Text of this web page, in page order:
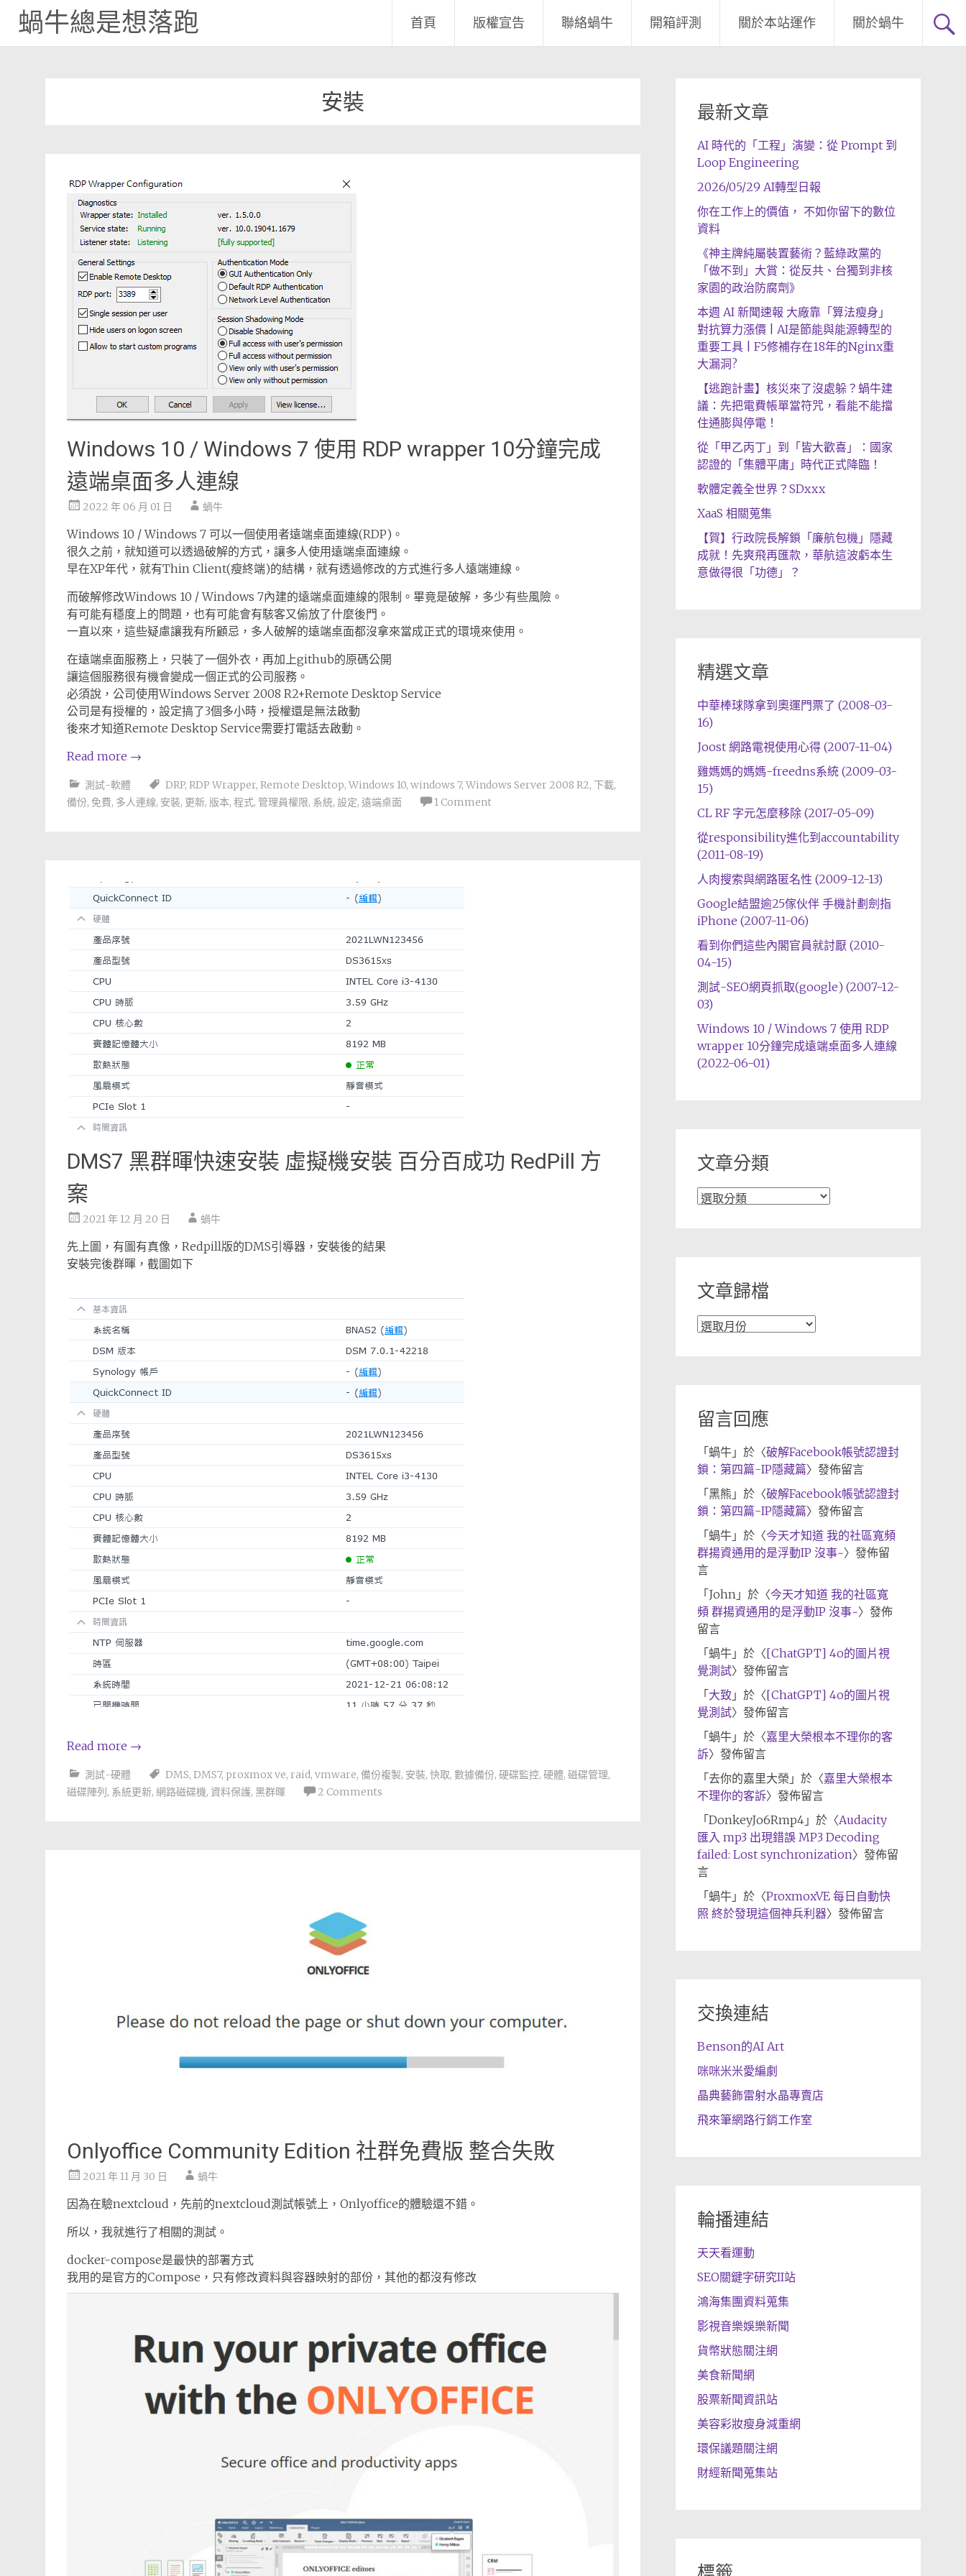
蝸牛總是想落跑 首頁 版權宣告 聯絡蝸牛 開箱評測 關於本站運作 關於蝸牛
安裝
Windows 10 / Windows 7 使用 RDP wrapper 10分鐘完成
遠端桌面多人連線
2022 年 06 月 01 日 蝸牛
Windows 10 / Windows 7 可以一個使用者遠端桌面連線(RDP)。
很久之前，就知道可以透過破解的方式，讓多人使用遠端桌面連線。
早在XP年代，就有Thin Client(瘦終端)的結構，就有透過修改的方式進行多人遠端連線。
而破解修改Windows 10 / Windows 7內建的遠端桌面連線的限制。畢竟是破解，多少有些風險。
有可能有穩度上的問題，也有可能會有駭客又偷放了什麼後門。
一直以來，這些疑慮讓我有所顧忌，多人破解的遠端桌面都沒拿來當成正式的環境來使用。
在遠端桌面服務上，只裝了一個外衣，再加上github的原碼公開
讓這個服務很有機會變成一個正式的公司服務。
必須說，公司使用Windows Server 2008 R2+Remote Desktop Service
公司是有授權的，設定搞了3個多小時，授權還是無法啟動
後來才知道Remote Desktop Service需要打電話去啟動。
Read more →
測試-軟體 DRP, RDP Wrapper, Remote Desktop, Windows 10, windows 7, Windows Server 2008 R2, 下載,
備份, 免費, 多人連線, 安裝, 更新, 版本, 程式, 管理員權限, 系統, 設定, 遠端桌面 1 Comment
DMS7 黑群暉快速安裝 虛擬機安裝 百分百成功 RedPill 方
案
2021 年 12 月 20 日 蝸牛
先上圖，有圖有真像，Redpill版的DMS引導器，安裝後的結果
安裝完後群暉，截圖如下
Read more →
測試-硬體 DMS, DMS7, proxmox ve, raid, vmware, 備份複製, 安裝, 快取, 數據備份, 硬碟監控, 硬體, 磁碟管理,
磁碟陣列, 系統更新, 網路磁碟機, 資料保護, 黑群暉 2 Comments
Onlyoffice Community Edition 社群免費版 整合失敗
2021 年 11 月 30 日 蝸牛
因為在驗nextcloud，先前的nextcloud測試帳號上，Onlyoffice的體驗還不錯。
所以，我就進行了相關的測試。
docker-compose是最快的部署方式
我用的是官方的Compose，只有修改資料與容器映射的部份，其他的都沒有修改
最新文章
AI 時代的「工程」演變：從 Prompt 到
Loop Engineering
2026/05/29 AI轉型日報
你在工作上的價值， 不如你留下的數位
資料
《神主牌純屬裝置藝術？藍綠政黨的
「做不到」大賞：從反共、台獨到非核
家園的政治防腐劑》
本週 AI 新聞速報 大廠靠「算法瘦身」
對抗算力漲價 | AI是節能與能源轉型的
重要工具 | F5修補存在18年的Nginx重
大漏洞?
【逃跑計畫】核災來了沒處躲？蝸牛建
議：先把電費帳單當符咒，看能不能擋
住通膨與停電！
從「甲乙丙丁」到「皆大歡喜」：國家
認證的「集體平庸」時代正式降臨！
軟體定義全世界？SDxxx
XaaS 相關蒐集
【賀】行政院長解鎖「廉航包機」隱藏
成就！先爽飛再匯款，華航這波虧本生
意做得很「功德」？
精選文章
中華棒球隊拿到奧運門票了 (2008-03-
16)
Joost 網路電視使用心得 (2007-11-04)
雞媽媽的媽媽-freedns系統 (2009-03-
15)
CL RF 字元怎麼移除 (2017-05-09)
從responsibility進化到accountability
(2011-08-19)
人肉搜索與網路匿名性 (2009-12-13)
Google結盟逾25傢伙伴 手機計劃劍指
iPhone (2007-11-06)
看到你們這些內閣官員就討厭 (2010-
04-15)
測試-SEO網頁抓取(google) (2007-12-
03)
Windows 10 / Windows 7 使用 RDP
wrapper 10分鐘完成遠端桌面多人連線
(2022-06-01)
文章分類
文
文章歸檔
文
留言回應
「 蝸牛」於〈破解Facebook帳號認證封
鎖：第四篇-IP隱藏篇〉發佈留言
「 黑熊 」於〈破解Facebook帳號認證封
鎖：第四篇-IP隱藏篇〉發佈留言
「 蝸牛」於〈今天才知道 我的社區寬頻
群揚資通用的是浮動IP 沒事~〉發佈留
言
「 John」於〈今天才知道 我的社區寬
頻 群揚資通用的是浮動IP 沒事~〉發佈
留言
「 蝸牛」於〈[ChatGPT] 4o的圖片視
覺測試〉發佈留言
「 大致 」於〈[ChatGPT] 4o的圖片視
覺測試〉發佈留言
「 蝸牛」於〈嘉里大榮根本不理你的客
訴〉發佈留言
「 去你的嘉里大榮 」於〈嘉里大榮根本
不理你的客訴〉發佈留言
「 DonkeyJo6Rmp4」於〈Audacity
匯入 mp3 出現錯誤 MP3 Decoding
failed: Lost synchronization〉發佈留
言
「 蝸牛」於〈ProxmoxVE 每日自動快
照 終於發現這個神兵利器〉發佈留言
交換連結
Benson的AI Art
咪咪米米愛編劇
晶典藝飾雷射水晶專賣店
飛來筆網路行銷工作室
輪播連結
天天看運動
SEO關鍵字研究II站
鴻海集團資料蒐集
影視音樂娛樂新聞
貨幣狀態關注網
美食新聞網
股票新聞資訊站
美容彩妝瘦身減重網
環保議題關注網
財經新聞蒐集站